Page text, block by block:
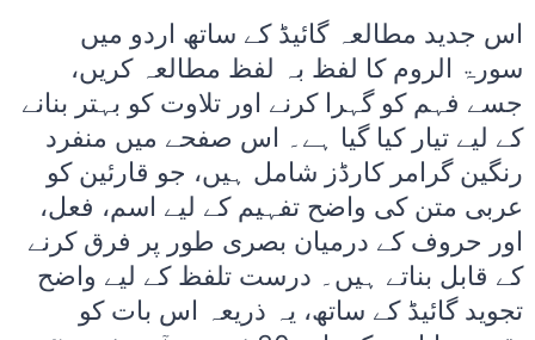
اس جدید مطالعہ گائیڈ کے ساتھ اردو میں
سورۃ الروم کا لفظ بہ لفظ مطالعہ کریں،
جسے فہم کو گہرا کرنے اور تلاوت کو بہتر بنانے
کے لیے تیار کیا گیا ہے۔ اس صفحے میں منفرد
رنگین گرامر کارڈز شامل ہیں، جو قارئین کو
عربی متن کی واضح تفہیم کے لیے اسم، فعل،
اور حروف کے درمیان بصری طور پر فرق کرنے
کے قابل بناتے ہیں۔ درست تلفظ کے لیے واضح
تجوید گائیڈ کے ساتھ، یہ ذریعہ اس بات کو